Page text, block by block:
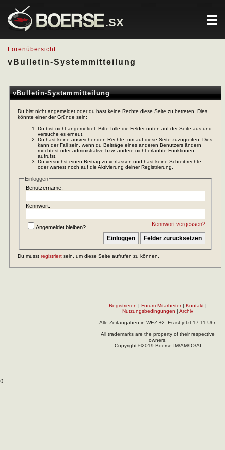
.SX
Forenübersicht
vBulletin-Systemmitteilung
vBulletin-Systemmitteilung
Du bist nicht angemeldet oder du hast keine Rechte diese Seite zu betreten. Dies
könnte einer der Gründe sein:
Du bist nicht angemeldet. Bitte fülle die Felder unten auf der Seite aus und
versuche es erneut.
Du hast keine ausreichenden Rechte, um auf diese Seite zuzugreifen. Dies
kann der Fall sein, wenn du Beiträge eines anderen Benutzers ändern
möchtest oder administrative bzw. andere nicht erlaubte Funktionen
aufrufst.
Du versuchst einen Beitrag zu verfassen und hast keine Schreibrechte
oder wartest noch auf die Aktivierung deiner Registrierung.
Einloggen
Benutzername:
Kennwort:
Kennwort vergessen?
Angemeldet bleiben?
Du musst registriert sein, um diese Seite aufrufen zu können.
Registrieren | Forum-Mitarbeiter| Kontakt|
Nutzungsbedingungen | Archiv
Alle Zeitangaben in WEZ +2. Es ist jetzt 17:11 Uhr.
All trademarks are the property of their respective
owners.
Copyright ©2019 Boerse.IM/AM/IO/AI
().